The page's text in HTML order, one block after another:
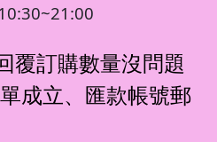
覆訂購數量沒問題
成立、匯款帳號郵